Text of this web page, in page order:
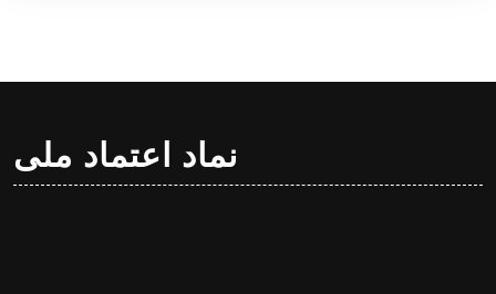
نماد اعتماد ملی